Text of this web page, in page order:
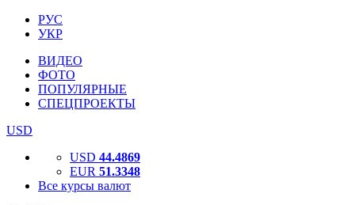
РУС
УКР
ВИДЕО
ФОТО
ПОПУЛЯРНЫЕ
СПЕЦПРОЕКТЫ
USD
USD 44.4869
EUR 51.3348
Все курсы валют